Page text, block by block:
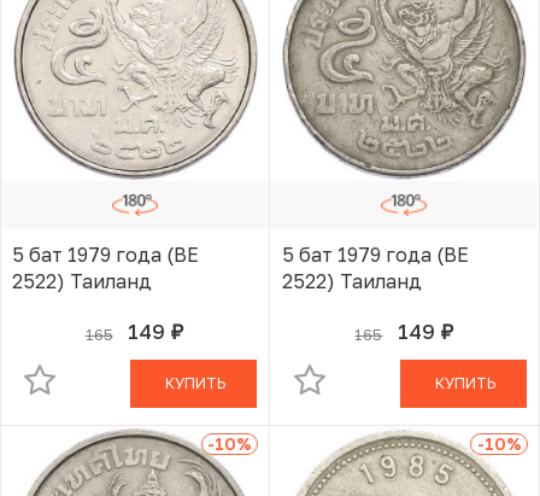
5 бат 1979 года (BE
2522) Таиланд
165 149 руб.
В КОРЗИНЕ
КУПИТЬ
5 бат 1979 года (BE
2522) Таиланд
165 149 руб.
В КОРЗИНЕ
КУПИТЬ
-10% -10%